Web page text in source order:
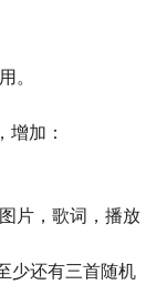
。
增加：
片，歌词，播放
少还有三首随机